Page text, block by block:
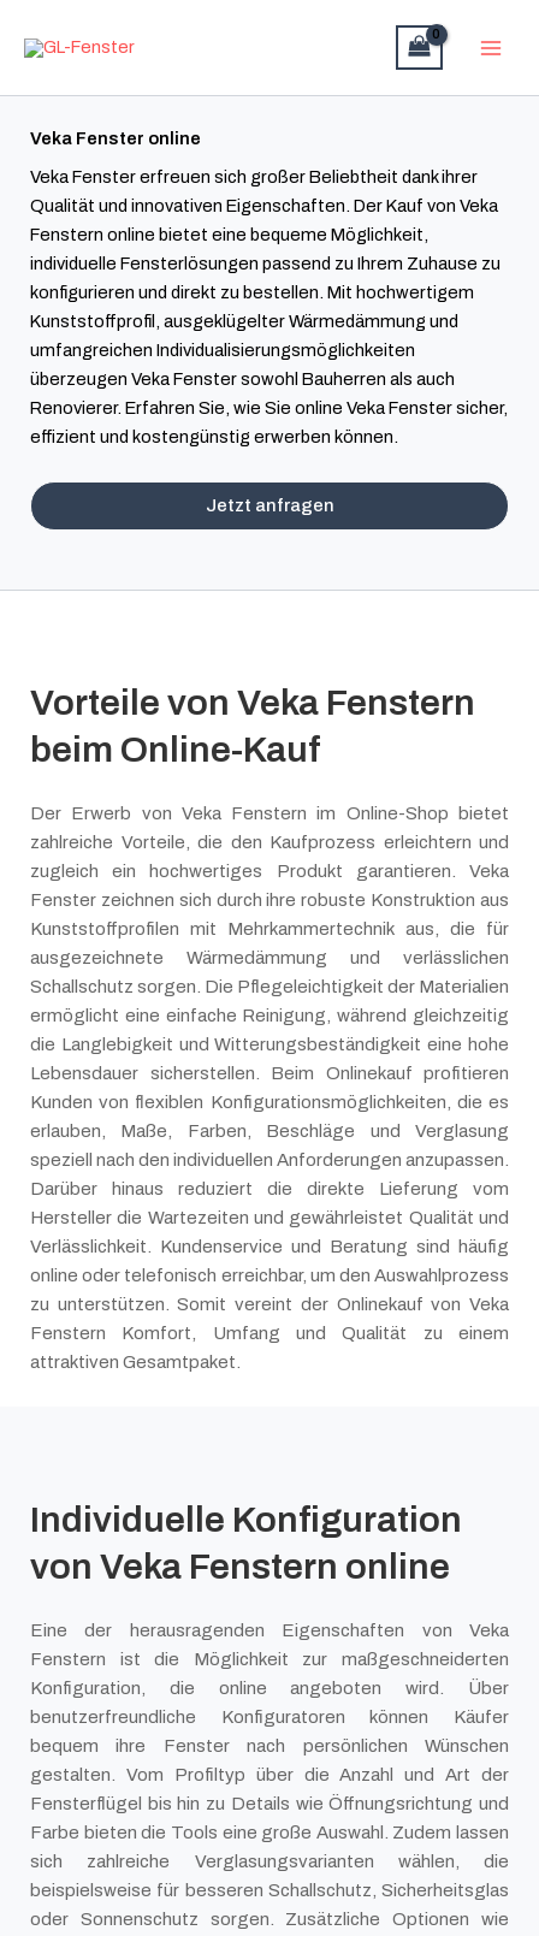
Inhalt
Veka Fenster online
Veka Fenster erfreuen sich großer Beliebtheit dank ihrer
Qualität und innovativen Eigenschaften. Der Kauf von Veka
Fenstern online bietet eine bequeme Möglichkeit,
individuelle Fensterlösungen passend zu Ihrem Zuhause zu
konfigurieren und direkt zu bestellen. Mit hochwertigem
Kunststoffprofil, ausgeklügelter Wärmedämmung und
umfangreichen Individualisierungsmöglichkeiten
überzeugen Veka Fenster sowohl Bauherren als auch
Renovierer. Erfahren Sie, wie Sie online Veka Fenster sicher,
effizient und kostengünstig erwerben können.
Jetzt anfragen
Vorteile von Veka Fenstern
beim Online-Kauf
Der Erwerb von Veka Fenstern im Online-Shop bietet
zahlreiche Vorteile, die den Kaufprozess erleichtern und
zugleich ein hochwertiges Produkt garantieren. Veka
Fenster zeichnen sich durch ihre robuste Konstruktion aus
Kunststoffprofilen mit Mehrkammertechnik aus, die für
ausgezeichnete Wärmedämmung und verlässlichen
Schallschutz sorgen. Die Pflegeleichtigkeit der Materialien
ermöglicht eine einfache Reinigung, während gleichzeitig
die Langlebigkeit und Witterungsbeständigkeit eine hohe
Lebensdauer sicherstellen. Beim Onlinekauf profitieren
Kunden von flexiblen Konfigurationsmöglichkeiten, die es
erlauben, Maße, Farben, Beschläge und Verglasung
speziell nach den individuellen Anforderungen anzupassen.
Darüber hinaus reduziert die direkte Lieferung vom
Hersteller die Wartezeiten und gewährleistet Qualität und
Verlässlichkeit. Kundenservice und Beratung sind häufig
online oder telefonisch erreichbar, um den Auswahlprozess
zu unterstützen. Somit vereint der Onlinekauf von Veka
Fenstern Komfort, Umfang und Qualität zu einem
attraktiven Gesamtpaket.
Individuelle Konfiguration
von Veka Fenstern online
Eine der herausragenden Eigenschaften von Veka
Fenstern ist die Möglichkeit zur maßgeschneiderten
Konfiguration, die online angeboten wird. Über
benutzerfreundliche Konfiguratoren können Käufer
bequem ihre Fenster nach persönlichen Wünschen
gestalten. Vom Profiltyp über die Anzahl und Art der
Fensterflügel bis hin zu Details wie Öffnungsrichtung und
Farbe bieten die Tools eine große Auswahl. Zudem lassen
sich zahlreiche Verglasungsvarianten wählen, die
beispielsweise für besseren Schallschutz, Sicherheitsglas
oder Sonnenschutz sorgen. Zusätzliche Optionen wie